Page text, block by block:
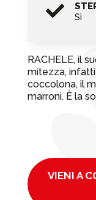
 Sì
RACHELE, il
mitezza,
coccolona, il
marroni. È la
VIENI A